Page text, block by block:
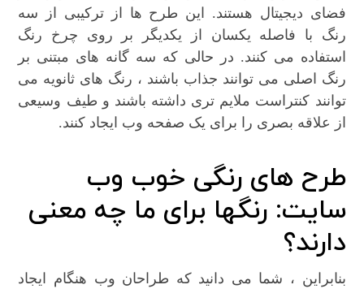
فضای دیجیتال هستند. این طرح ها از ترکیبی از سه
رنگ با فاصله یکسان از یکدیگر بر روی چرخ رنگ
استفاده می کنند. در حالی که سه گانه های مبتنی بر
رنگ اصلی می توانند جذاب باشند ، رنگ های ثانویه می
توانند کنتراست ملایم تری داشته باشند و طیف وسیعی
از علاقه بصری را برای یک صفحه وب ایجاد کنند.
طرح های رنگی خوب وب
سایت: رنگها برای ما چه معنی
دارند؟
بنابراین ، شما می دانید که طراحان وب هنگام ایجاد